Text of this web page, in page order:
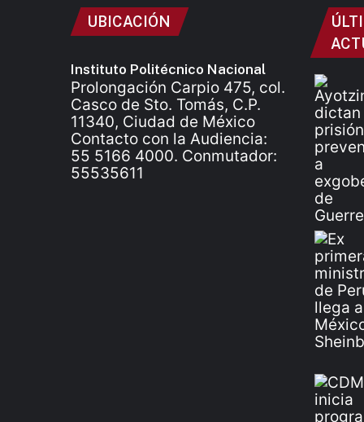
UBICACIÓN
Instituto Politécnico Nacional
Prolongación Carpio 475, col.
Casco de Sto. Tomás, C.P.
11340, Ciudad de México
Contacto con la Audiencia:
55 5166 4000. Conmutador:
55535611